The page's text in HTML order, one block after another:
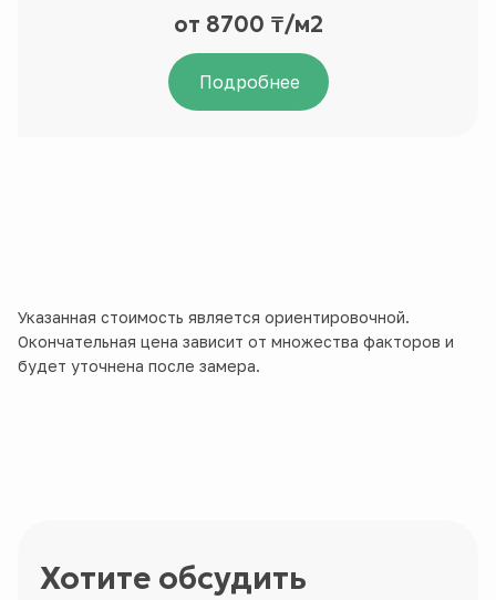
от 8700 ₸/м2
Подробнее
Указанная стоимость является ориентировочной.
Окончательная цена зависит от множества факторов и
будет уточнена после замера.
Хотите обсудить